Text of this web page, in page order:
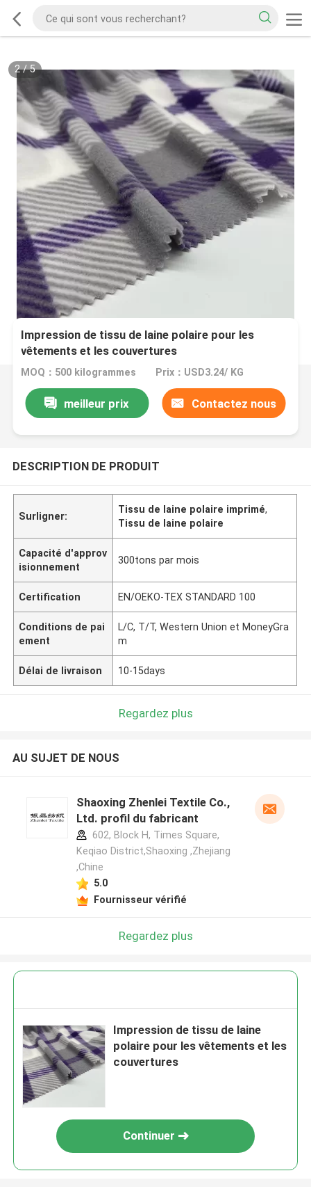
2/5
Impression de tissu de laine polaire pour les
vêtements et les couvertures
MOQ：500 kilogrammes Prix：USD3.24/ KG
meilleur prix Contactez nous
DESCRIPTION DE PRODUIT
Surligner:
Tissu de laine polaire imprimé,
Tissu de laine polaire
Capacité d'approv
isionnement
300tons par mois
Certification EN/OEKO-TEX STANDARD 100
Conditions de pai
ement
L/C, T/T, Western Union et MoneyGra
m
Délai de livraison 10-15days
Regardez plus
AU SUJET DE NOUS
Shaoxing Zhenlei Textile Co.,
Ltd. profil du fabricant
602, Block H, Times Square,
Keqiao District,Shaoxing ,Zhejiang
,Chine
5.0
Fournisseur vérifié
Regardez plus
Impression de tissu de laine
polaire pour les vêtements et les
couvertures
Continuer